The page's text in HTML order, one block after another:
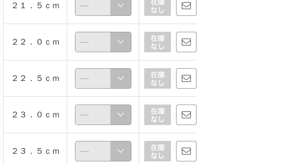
２１．５ｃｍ
２２．０ｃｍ
２２．５ｃｍ
２３．０ｃｍ
２３．５ｃｍ